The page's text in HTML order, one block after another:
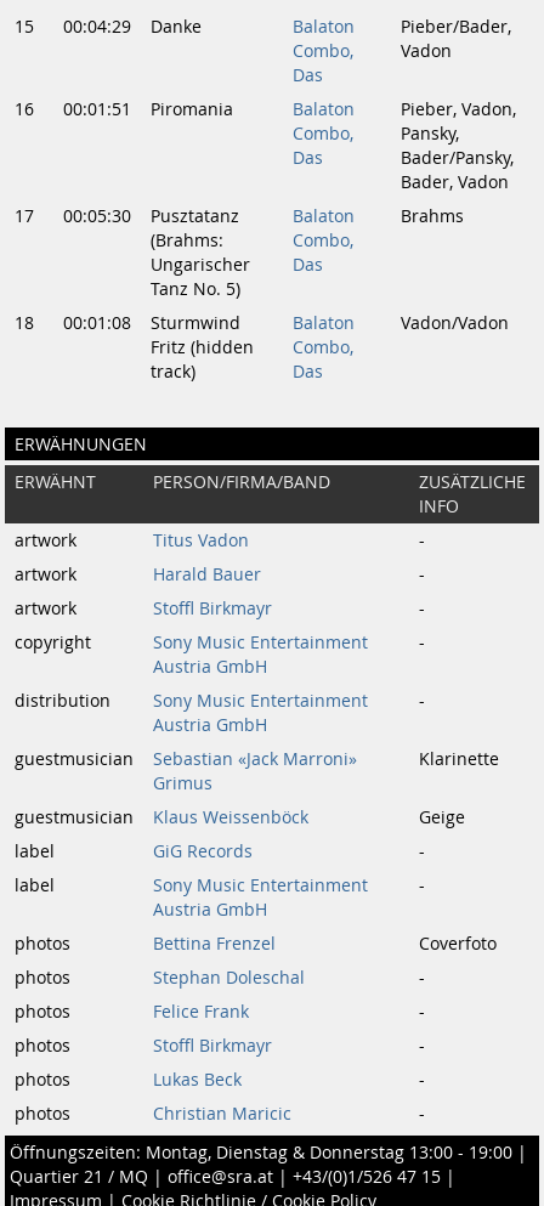
15 00:04:29 Danke
Balaton
Combo,
Das
Pieber/Bader,
Vadon
16 00:01:51 Piromania
Balaton
Combo,
Das
Pieber, Vadon,
Pansky,
Bader/Pansky,
Bader, Vadon
17
00:05:30
Pusztatanz
(Brahms:
Ungarischer
Tanz No. 5)
Balaton
Combo,
Das
Brahms
18 00:01:08
Sturmwind
Fritz (hidden
track)
Balaton
Combo,
Das
Vadon/Vadon
ERWÄHNUNGEN
ERWÄHNT PERSON/FIRMA/BAND
ZUSÄTZLICHE
INFO
artwork
Titus Vadon
-
artwork
Harald Bauer
-
artwork
Stoffl Birkmayr
-
copyright
Sony Music Entertainment
Austria GmbH
-
distribution
Sony Music Entertainment
Austria GmbH
-
guestmusician
Sebastian «Jack Marroni»
Grimus
Klarinette
guestmusician Klaus Weissenböck
Geige
label
GiG Records
-
label
Sony Music Entertainment
Austria GmbH
-
photos Bettina Frenzel
Coverfoto
photos
Stephan Doleschal
-
photos
Felice Frank
-
photos
Stoffl Birkmayr
-
photos
Lukas Beck
-
photos
Christian Maricic
-
Öffnungszeiten: Montag, Dienstag & Donnerstag 13:00 - 19:00 |
Quartier 21 / MQ | office@sra.at | +43/(0)1/526 47 15 |
Impressum | Cookie Richtlinie / Cookie Policy